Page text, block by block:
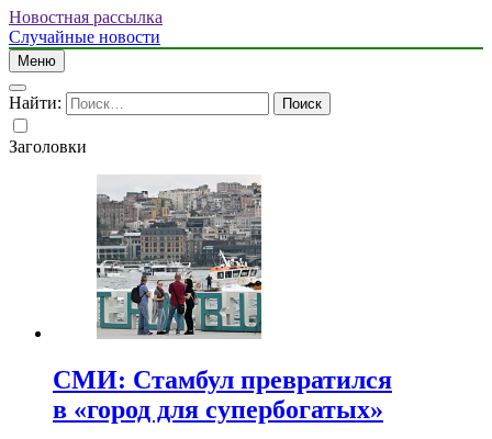
Новостная рассылка
Случайные новости
Меню
Найти:
Заголовки
СМИ: Стамбул превратился
в «город для супербогатых»